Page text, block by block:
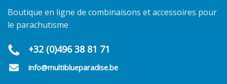
Boutique en ligne de combinaisons et accessoires pour
le parachutisme
+32 (0)496 38 81 71
info@multiblueparadise.be